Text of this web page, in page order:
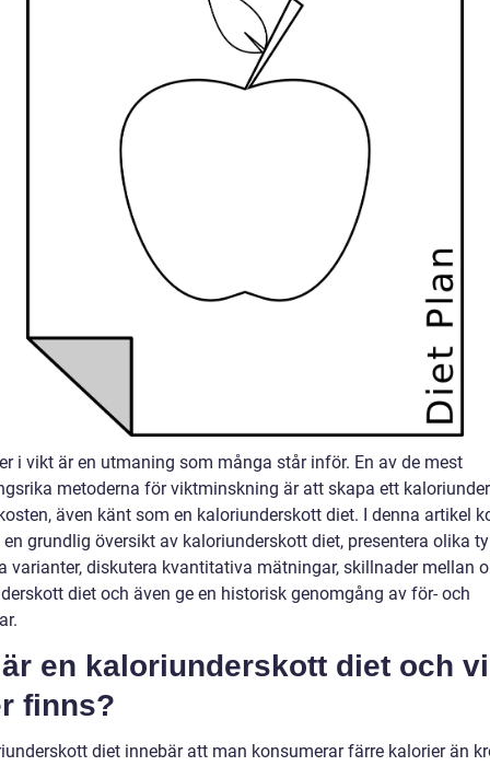
i vikt är en utmaning som många står inför. En av de mest
metoderna för viktminskning är att skapa ett
även känt som en kaloriunderskott diet. I denna artikel
grundlig översikt av kaloriunderskott diet, presentera olika
varianter, diskutera kvantitativa mätningar, skillnader mellan
diet och även ge en historisk genomgång av för- och
är en kaloriunderskott diet och
finns?
diet innebär att man konsumerar färre kalorier än